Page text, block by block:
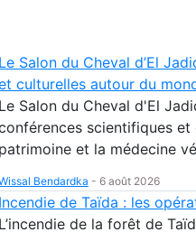
Le Salon du Cheval d’El
culturelles autour du
Le Salon du Cheval d'El
scientifiques et
patrimoine et la médecine
Bendardka - 6 août 2026
Incendie de Taïda : les
L’incendie de la forêt de